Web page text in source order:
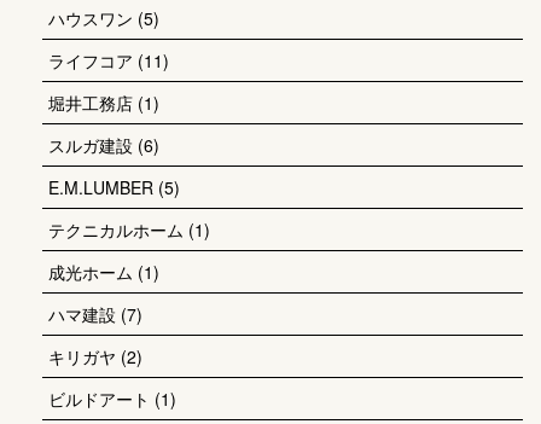
ハウスワン (5)
ライフコア (11)
堀井工務店 (1)
スルガ建設 (6)
E.M.LUMBER (5)
テクニカルホーム (1)
成光ホーム (1)
ハマ建設 (7)
キリガヤ (2)
ビルドアート (1)